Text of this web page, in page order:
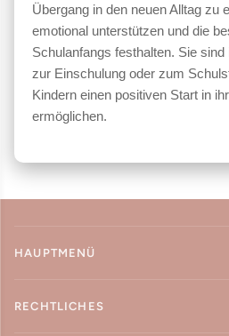
Übergang in den neuen Alltag zu
emotional unterstützen und die
Schulanfangs festhalten. Sie
zur Einschulung oder zum
Kindern einen positiven Start in
ermöglichen.
HAUPTMENÜ
RECHTLICHES